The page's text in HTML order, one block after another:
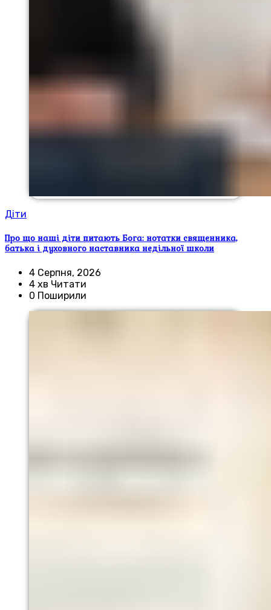
Діти
Про що наші діти питають Бога: нотатки священника,
батька і духовного наставника недільної школи
4 Серпня, 2026
4 хв Читати
0 Поширили